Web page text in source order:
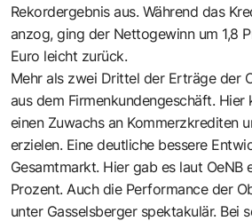
Rekordergebnis aus. Während das
anzog, ging der Nettogewinn um 1,8
Euro leicht zurück.
Mehr als zwei Drittel der Erträge der
aus dem Firmenkundengeschäft. Hier
einen Zuwachs an Kommerzkrediten
erzielen. Eine deutliche bessere
Gesamtmarkt. Hier gab es laut OeNB
Prozent. Auch die Performance der
unter Gasselsberger spektakulär. Bei